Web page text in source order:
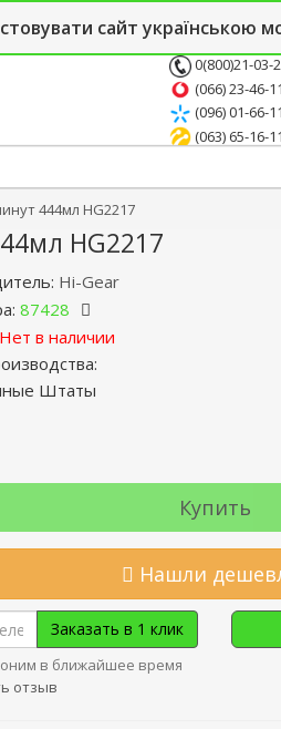
сайт українською
СТО
0(800)21-03-
(066) 23-46-
(096) 01-66-
(063) 65-16-
444мл HG2217
HG2217
Hi-Gear
87428
Нет в наличии
Штаты
Купить
Нашли
Заказать в 1 клик
в ближайшее время
отзыв